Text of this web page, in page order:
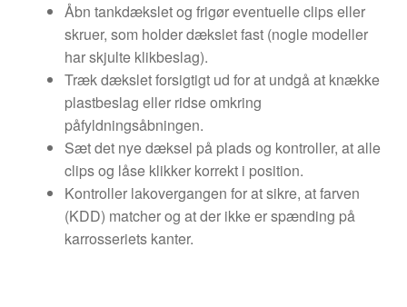
Åbn tankdækslet og frigør eventuelle clips eller
skruer, som holder dækslet fast (nogle modeller
har skjulte klikbeslag).
Træk dækslet forsigtigt ud for at undgå at knække
plastbeslag eller ridse omkring
påfyldningsåbningen.
Sæt det nye dæksel på plads og kontroller, at alle
clips og låse klikker korrekt i position.
Kontroller lakovergangen for at sikre, at farven
(KDD) matcher og at der ikke er spænding på
karrosseriets kanter.